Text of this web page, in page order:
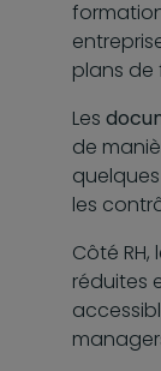
plans de
Les
de
les
Côté
réduites